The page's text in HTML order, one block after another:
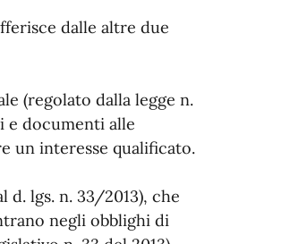
dalle altre due
(regolato dalla legge n.
e documenti alle
un interesse qualificato.
d. lgs. n. 33/2013), che
negli obblighi di